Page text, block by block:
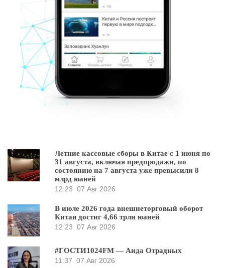
Летние кассовые сборы в Китае с 1 июня по
31 августа, включая предпродажи, по
состоянию на 7 августа уже превысили 8
млрд юаней
12:23 07 Авг 2026
В июле 2026 года внешнеторговый оборот
Китая достиг 4,66 трлн юаней
12:23 07 Авг 2026
#ГОСТИ1024FM — Аида Отрадных
11:37 07 Авг 2026